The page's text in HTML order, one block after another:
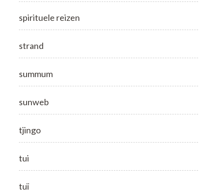
spirituele reizen
strand
summum
sunweb
tjingo
tui
tuï